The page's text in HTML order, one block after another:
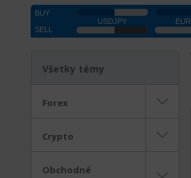
Všetky témy
Forex
Crypto
Obchodné